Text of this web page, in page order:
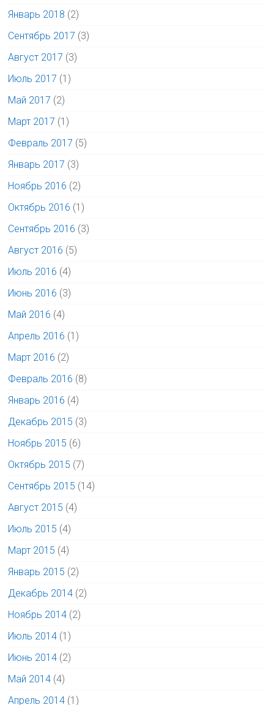
Январь 2018 (2)
Сентябрь 2017 (3)
Август 2017 (3)
Июль 2017 (1)
Май 2017 (2)
Март 2017 (1)
Февраль 2017 (5)
Январь 2017 (3)
Ноябрь 2016 (2)
Октябрь 2016 (1)
Сентябрь 2016 (3)
Август 2016 (5)
Июль 2016 (4)
Июнь 2016 (3)
Май 2016 (4)
Апрель 2016 (1)
Март 2016 (2)
Февраль 2016 (8)
Январь 2016 (4)
Декабрь 2015 (3)
Ноябрь 2015 (6)
Октябрь 2015 (7)
Сентябрь 2015 (14)
Август 2015 (4)
Июль 2015 (4)
Март 2015 (4)
Январь 2015 (2)
Декабрь 2014 (2)
Ноябрь 2014 (2)
Июль 2014 (1)
Июнь 2014 (2)
Май 2014 (4)
Апрель 2014 (1)